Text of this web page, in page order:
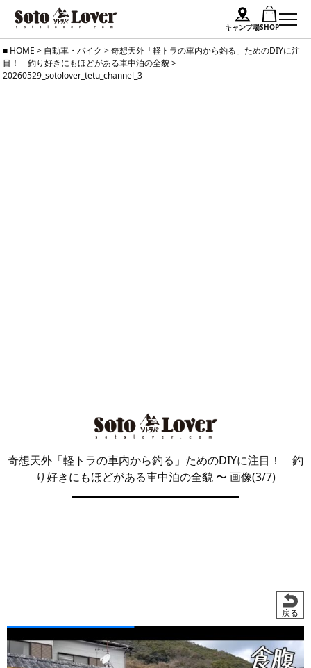
キャンプ場SHOP
Skip
to
HOME > 自動車・バイク >奇想天外「軽トラの車内から釣る」ためのDIYに注
目！ 釣り好きにもほどがある車中泊の全貌>
20260529_sotolover_tetu_channel_3
奇想天外「軽トラの車内から釣る」ためのDIYに注目！ 釣
り好きにもほどがある車中泊の全貌 〜 画像(3/7)
戻る